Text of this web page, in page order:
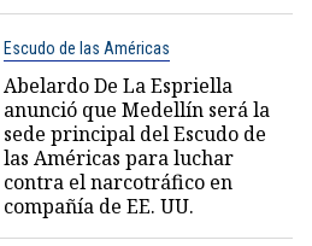
Escudo de las Américas
Abelardo De La Espriella
anunció que Medellín será la
sede principal del Escudo de
las Américas para luchar
contra el narcotráfico en
compañía de EE. UU.